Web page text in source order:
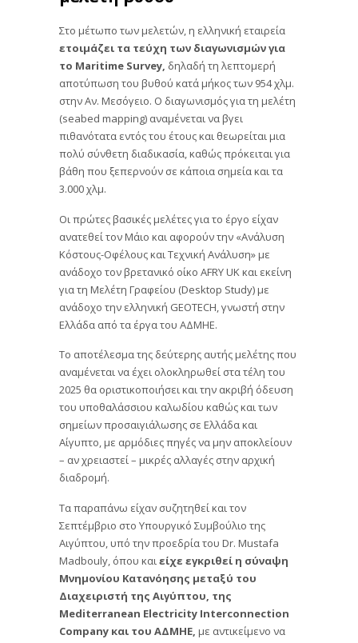
Στο μέτωπο των μελετών, η ελληνική εταιρεία
ετοιμάζει τα τεύχη των διαγωνισμών για
το Maritime Survey, δηλαδή τη λεπτομερή
αποτύπωση του βυθού κατά μήκος των 954 χλμ.
στην Αν. Μεσόγειο. Ο διαγωνισμός για τη μελέτη
(seabed mapping) αναμένεται να βγει
πιθανότατα εντός του έτους και θεωρείται μια
πολύ σύνθετη διαδικασία, καθώς πρόκειται για
βάθη που ξεπερνούν σε κάποια σημεία και τα
3.000 χλμ.
Οι πρώτες βασικές μελέτες για το έργο είχαν
ανατεθεί τον Μάιο και αφορούν την «Ανάλυση
Κόστους-Οφέλους και Τεχνική Ανάλυση» με
ανάδοχο τον βρετανικό οίκο AFRY UK και εκείνη
για τη Μελέτη Γραφείου (Desktop Study) με
ανάδοχο την ελληνική GEOTECH, γνωστή στην
Ελλάδα από τα έργα του ΑΔΜΗΕ.
Το αποτέλεσμα της δεύτερης αυτής μελέτης που
αναμένεται να έχει ολοκληρωθεί στα τέλη του
2025 θα οριστικοποιήσει και την ακριβή όδευση
του υποθαλάσσιου καλωδίου καθώς και των
σημείων προσαιγιάλωσης σε Ελλάδα και
Αίγυπτο, με αρμόδιες πηγές να μην αποκλείουν
– αν χρειαστεί – μικρές αλλαγές στην αρχική
διαδρομή.
Τα παραπάνω είχαν συζητηθεί και τον
Σεπτέμβριο στο Υπουργικό Συμβούλιο της
Αιγύπτου, υπό την προεδρία του Dr. Mustafa
Madbouly, όπου καιείχε εγκριθεί η σύναψη
Μνημονίου Κατανόησης μεταξύ του
Διαχειριστή της Αιγύπτου, της
Mediterranean Electricity Interconnection
Company και του ΑΔΜΗΕ, με αντικείμενο να